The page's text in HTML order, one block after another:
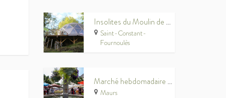
Insolites du Moulin de Chaules
Saint-Constant-
Fournoulès
Marché hebdomadaire de Maurs
Maurs